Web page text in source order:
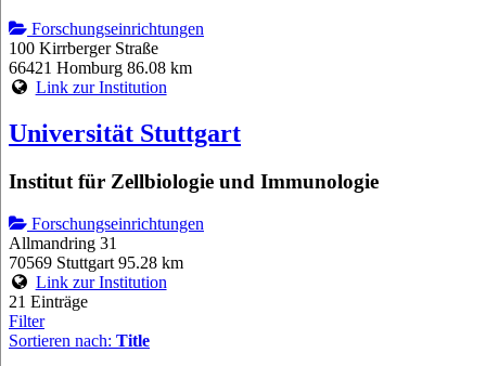
Forschungseinrichtungen
100 Kirrberger Straße
66421 Homburg 86.08 km
Link zur Institution
Universität Stuttgart
Institut für Zellbiologie und Immunologie
Forschungseinrichtungen
Allmandring 31
70569 Stuttgart 95.28 km
Link zur Institution
21 Einträge
Filter
Sortieren nach: Title